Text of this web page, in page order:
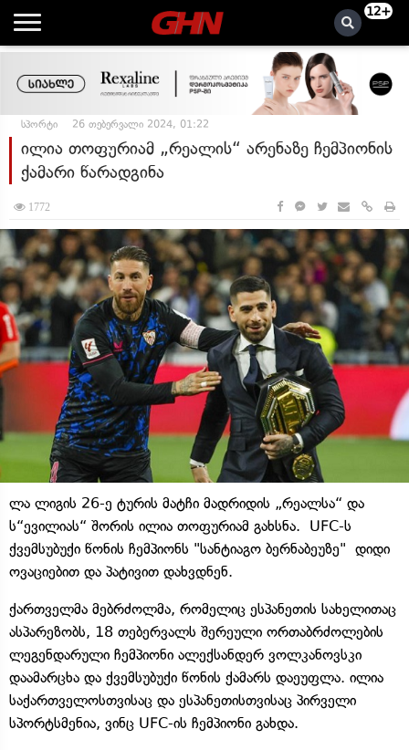
12+
სპორტი 26 თებერვალი 2024, 01:22
ილია თოფურიამ „რეალის“ არენაზე ჩემპიონის
ქამარი წარადგინა
1772
ლა ლიგის 26-ე ტურის მატჩი მადრიდის „რეალსა“ და
ს“ევილიას“ შორის ილია თოფურიამ გახსნა. UFC-ს
ქვემსუბუქი წონის ჩემპიონს "სანტიაგო ბერნაბეუზე" დიდი
ოვაციებით და პატივით დახვდნენ.
ქართველმა მებრძოლმა, რომელიც ესპანეთის სახელითაც
ასპარეზობს, 18 თებერვალს შერეული ორთაბრძოლების
ლეგენდარული ჩემპიონი ალექსანდერ ვოლკანოვსკი
დაამარცხა და ქვემსუბუქი წონის ქამარს დაეუფლა. ილია
საქართველოსთვისაც და ესპანეთისთვისაც პირველი
სპორტსმენია, ვინც UFC-ის ჩემპიონი გახდა.